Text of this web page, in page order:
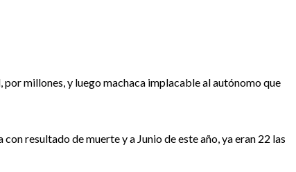
millones, y luego machaca implacable al autónomo que
resultado de muerte y a Junio de este año, ya eran 22 las